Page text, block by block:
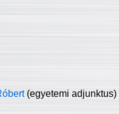
(egyetemi adjunktus)